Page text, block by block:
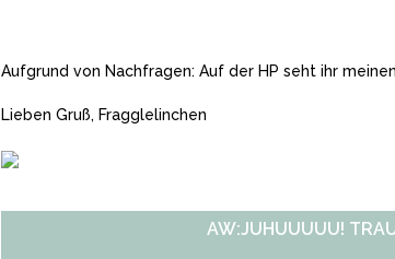
Aufgrund von Nachfragen: Auf der HP seht ihr
Lieben Gruß, Fragglelinchen
AW:JUHUUUUU!